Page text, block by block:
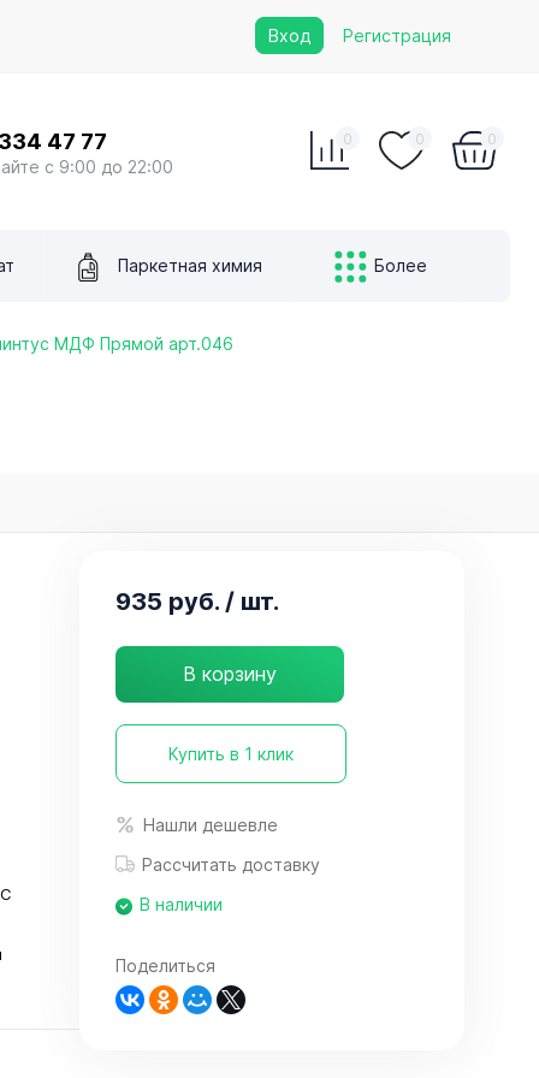
Вход Регистрация
47 77
с 9:00 до 22:00
0 0 0
Паркетная химия Более
МДФ Прямой арт.046
935 руб. / шт.
В корзину
Купить в 1 клик
Нашли дешевле
Рассчитать доставку
В наличии
Поделиться